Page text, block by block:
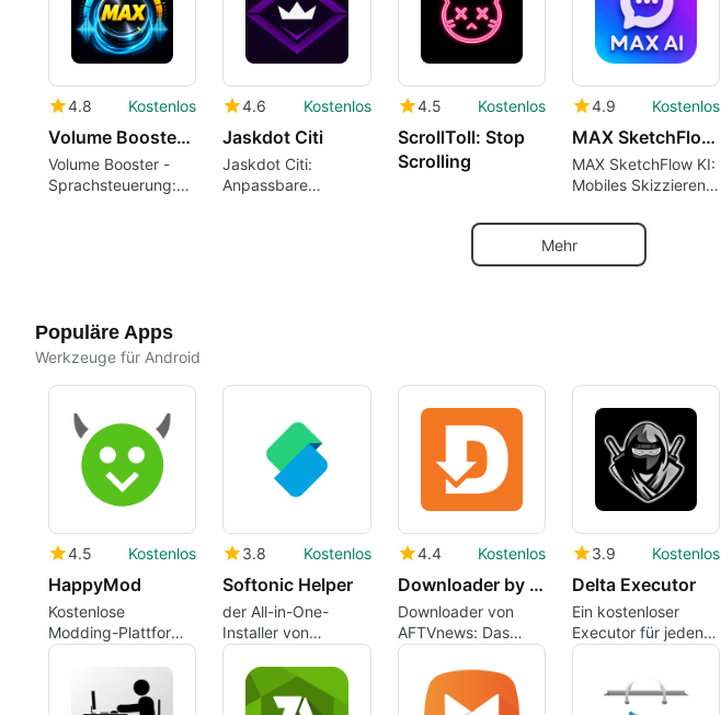
4.8 Kostenlos
Volume Booster - Voice Control
Volume Booster -
Sprachsteuerung:
4.6 Kostenlos
Jaskdot Citi
Jaskdot Citi:
Anpassbare
4.5 Kostenlos
ScrollToll: Stop
Scrolling
4.9 Kostenlos
MAX SketchFlow AI
MAX SketchFlow KI:
Mobiles Skizzieren,
Mini-Spiel beinhaltet
Mehr
Populäre Apps
Werkzeuge für Android
4.5 Kostenlos
HappyMod
Kostenlose
Modding-Plattform
zur Nutzung
3.8 Kostenlos
Softonic Helper
der All-in-One-
Installer von
Softonic
4.4 Kostenlos
Downloader by AFTVnews
Downloader von
AFTVnews: Das
Portal zu deinen
Lieblingsinhalten
3.9 Kostenlos
Delta Executor
Ein kostenloser
Executor für jeden
Gamer